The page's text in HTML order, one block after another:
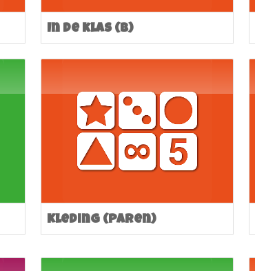
In de klas (B)
Kleding (paren)